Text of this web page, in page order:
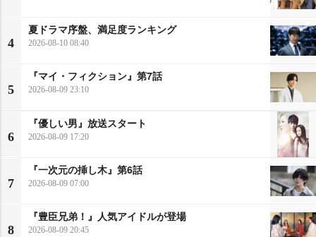
4
夏ドラマ序盤、満足度ランキング
2026-08-10 08:40
5
『マイ・フィクション』第7話
2026-08-09 23:10
6
『優しい男』放送スタート
2026-08-09 17:20
7
『一次元の挿し木』第6話
2026-08-09 07:00
8
『豊臣兄弟！』人気アイドルが登場
2026-08-09 20:45